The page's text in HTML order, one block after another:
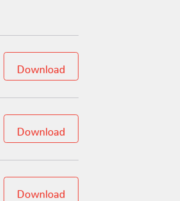
Download
Download
Download